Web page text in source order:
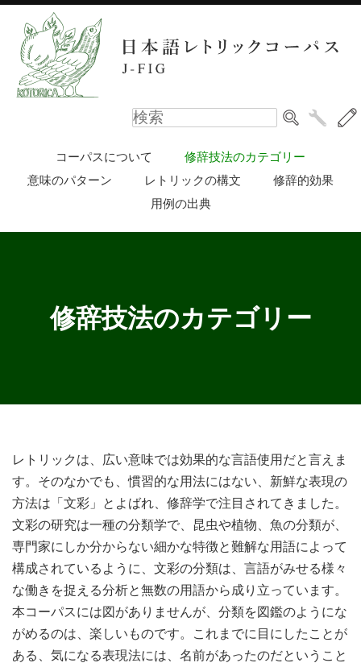
コーパスについて
修辞技法のカテゴリー
意味のパターン
レトリックの構文
修辞的効果
用例の出典
修辞技法のカテゴリー
レトリックは、広い意味では効果的な言語使用だと言えま
す。そのなかでも、慣習的な用法にはない、新鮮な表現の
方法は「文彩」とよばれ、修辞学で注目されてきました。
文彩の研究は一種の分類学で、昆虫や植物、魚の分類が、
専門家にしか分からない細かな特徴と難解な用語によって
構成されているように、文彩の分類は、言語がみせる様々
な働きを捉える分析と無数の用語から成り立っています。
本コーパスには図がありませんが、分類を図鑑のようにな
がめるのは、楽しいものです。これまでに目にしたことが
ある、気になる表現法には、名前があったのだということ